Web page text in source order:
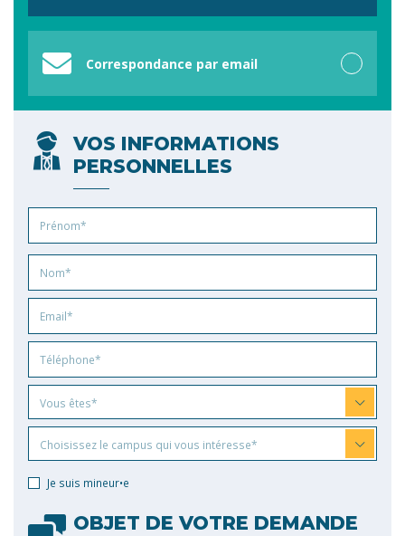
Correspondance par email
VOS INFORMATIONS
PERSONNELLES
êtes
Vous êtes*
qui
intéresse
Choisissez le campus qui vous intéresse*
Je suis mineur•e
OBJET DE VOTRE DEMANDE